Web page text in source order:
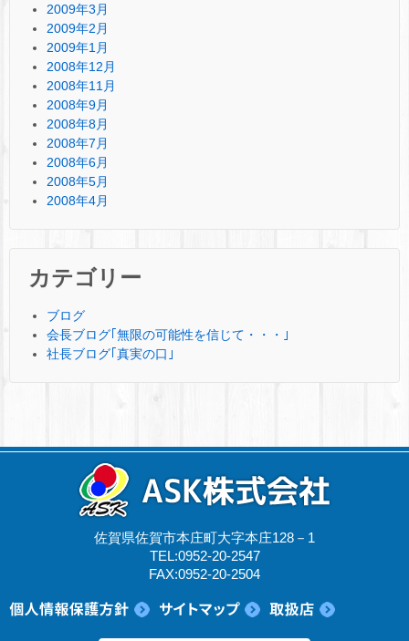
2009年3月
2009年2月
2009年1月
2008年12月
2008年11月
2008年9月
2008年8月
2008年7月
2008年6月
2008年5月
2008年4月
カテゴリー
ブログ
会長ブログ｢無限の可能性を信じて・・・｣
社長ブログ｢真実の口｣
佐賀県佐賀市本庄町大字本庄128－1
TEL:0952-20-2547
FAX:0952-20-2504